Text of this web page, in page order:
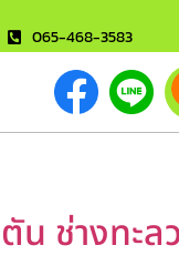
065-468-3583
น ช่างทะล